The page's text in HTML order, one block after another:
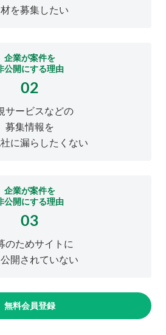
材を募集したい
企業が案件を
公開にする理由
02
サービスなどの
募集情報を
に漏らしたくない
企業が案件を
公開にする理由
03
のためサイトに
開されていない
無料会員登録